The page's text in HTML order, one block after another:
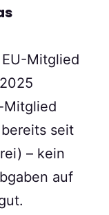
Mitglied
Mitglied
seit
– kein
auf